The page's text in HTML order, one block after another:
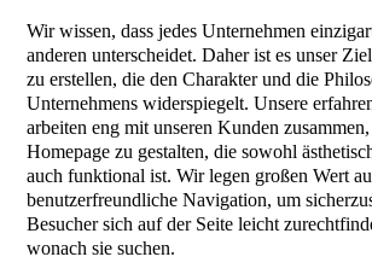
Wir wissen, dass jedes Unternehmen
anderen unterscheidet. Daher ist es unser
zu erstellen, die den Charakter und die
Unternehmens widerspiegelt. Unsere
arbeiten eng mit unseren Kunden
Homepage zu gestalten, die sowohl
auch funktional ist. Wir legen großen Wert
benutzerfreundliche Navigation, um
Besucher sich auf der Seite leicht
wonach sie suchen.